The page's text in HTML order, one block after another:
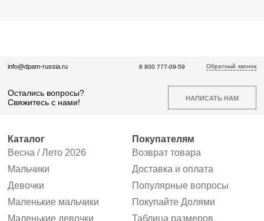
info@dpam-russia.ru
Остались вопросы?
Свяжитесь с нами!
НАПИСАТЬ НАМ
8 800 777-09-59 Обратный звонок
Каталог
Весна / Лето 2026
Мальчики
Девочки
Маленькие мальчики
Маленькие девочки
Покупателям
Возврат товара
Доставка и оплата
Популярные вопросы
Покупайте Долями
Таблица размеров